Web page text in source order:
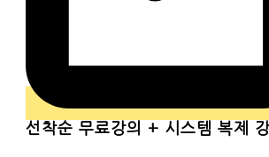
선착순 무료강의 + 시스템 복제